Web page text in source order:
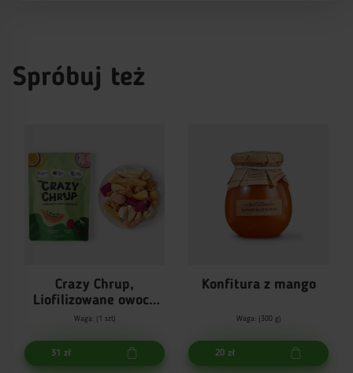
Spróbuj też
Crazy Chrup,
Liofilizowane owoce
egzotyczne
Waga: (1 szt)
31 zł
Konfitura z mango
Waga: (300 g)
20 zł